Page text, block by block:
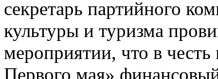
секретарь партийного
культуры и туризма
мероприятии, что в
Первого мая»